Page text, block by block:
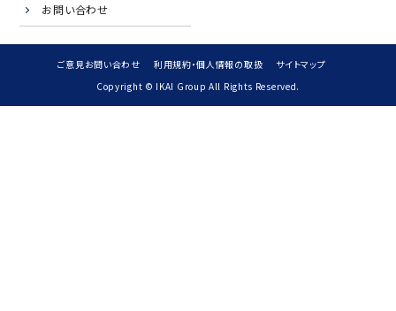
お問い合わせ
ご意見お問い合わせ 利用規約・個人情報の取扱
サイトマップ
Copyright © IKAI Group All Rights Reserved.